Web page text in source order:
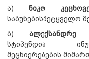
ა)
ნიკო
საბუნებისმეტყველო
ბ)
ალექსანდრე
სტიპენდია
მეცნიერებების